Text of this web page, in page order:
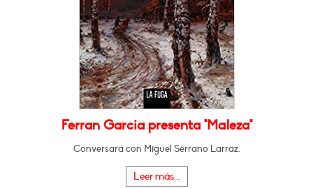
Ferran Garcia presenta "Maleza"
Conversará con Miguel Serrano Larraz.
Leer más...